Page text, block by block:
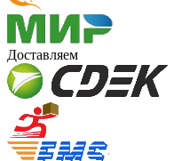
Доставляем